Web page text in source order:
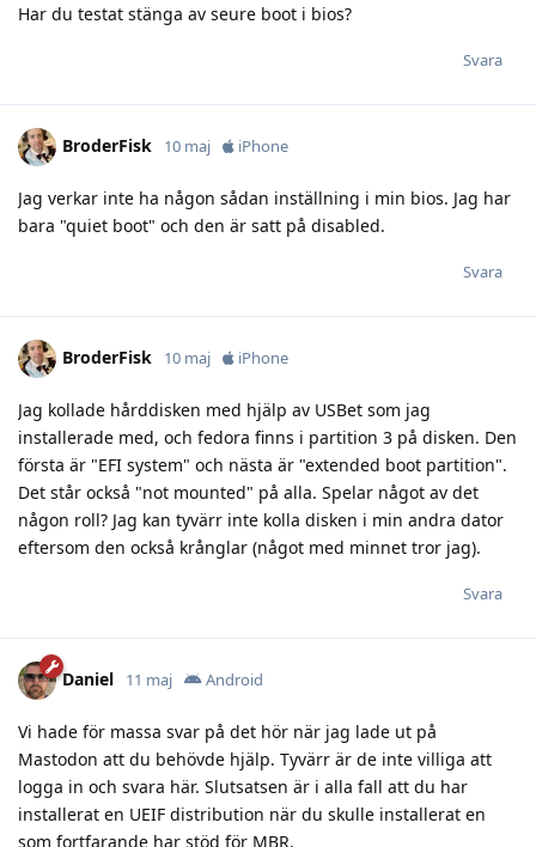
Har du testat stänga av seure boot i bios?
Svara
BroderFisk 10 maj iPhone
Jag verkar inte ha någon sådan inställning i min bios. Jag har
bara "quiet boot" och den är satt på disabled.
Svara
BroderFisk 10 maj iPhone
Jag kollade hårddisken med hjälp av USBet som jag
installerade med, och fedora finns i partition 3 på disken. Den
första är "EFI system" och nästa är "extended boot partition".
Det står också "not mounted" på alla. Spelar något av det
någon roll? Jag kan tyvärr inte kolla disken i min andra dator
eftersom den också krånglar (något med minnet tror jag).
Svara
Daniel 11 maj Android
Vi hade för massa svar på det hör när jag lade ut på
Mastodon att du behövde hjälp. Tyvärr är de inte villiga att
logga in och svara här. Slutsatsen är i alla fall att du har
installerat en UEIF distribution när du skulle installerat en
som fortfarande har stöd för MBR.